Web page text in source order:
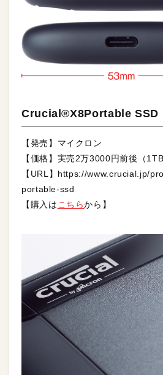
Crucial®X8Portable SSD
【発売】マイクロン
【価格】実売2万3000円前後（
【URL】https://www.crucial.jp/
portable-ssd
【購入は こちらから】